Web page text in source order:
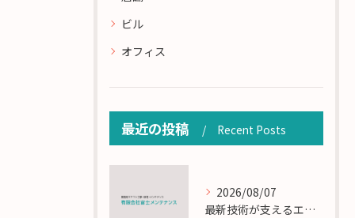
ビル
オフィス
最近の投稿 Recent Posts
2026/08/07
最新技術が支えるエアコン工事の匠の技術解説